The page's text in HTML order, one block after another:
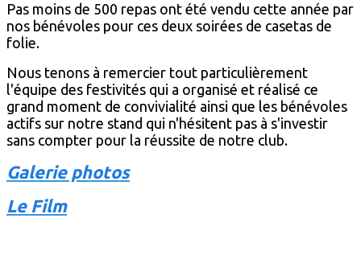
Pas moins de 500 repas ont été vendu cette année par
nos bénévoles pour ces deux soirées de casetas de
folie.
Nous tenons à remercier tout particulièrement
l'équipe des festivités qui a organisé et réalisé ce
grand moment de convivialité ainsi que les bénévoles
actifs sur notre stand qui n'hésitent pas à s'investir
sans compter pour la réussite de notre club.
Galerie photos
Le Film